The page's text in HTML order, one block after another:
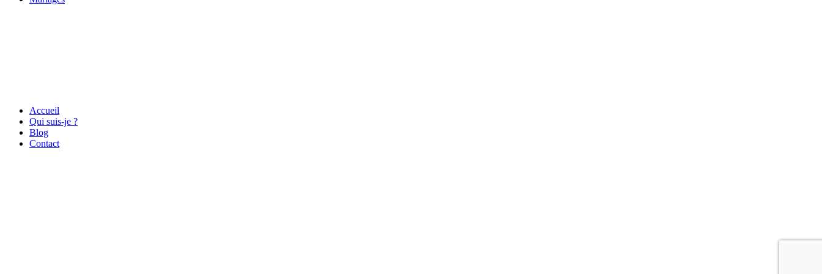
Accueil
Qui suis-je ?
Blog
Contact